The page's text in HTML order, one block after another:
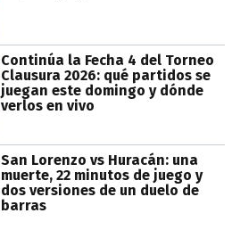
Continúa la Fecha 4 del Torneo
Clausura 2026: qué partidos se
juegan este domingo y dónde
verlos en vivo
San Lorenzo vs Huracán: una
muerte, 22 minutos de juego y
dos versiones de un duelo de
barras